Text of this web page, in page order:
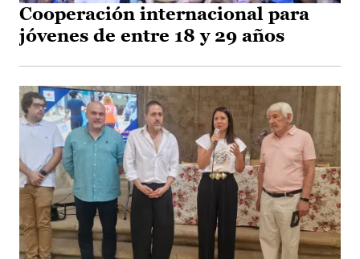
Cooperación internacional para
jóvenes de entre 18 y 29 años